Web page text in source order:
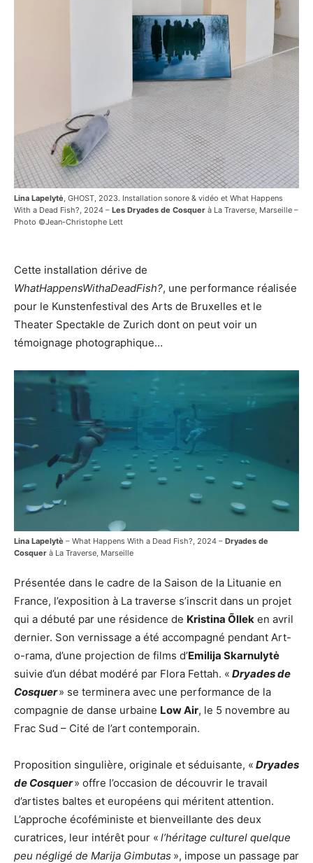
Lina Lapelytė, GHOST, 2023. Installation sonore & vidéo et What Happens
With a Dead Fish?, 2024 – Les Dryades de Cosquer à La Traverse, Marseille –
Photo ©Jean-Christophe Lett
Cette installation dérive de
WhatHappensWithaDeadFish?, une performance réalisée
pour le Kunstenfestival des Arts de Bruxelles et le
Theater Spectakle de Zurich dont on peut voir un
témoignage photographique…
Lina Lapelytè – What Happens With a Dead Fish?, 2024 – Dryades de
Cosquer à La Traverse, Marseille
Présentée dans le cadre de la Saison de la Lituanie en
France, l’exposition à La traverse s’inscrit dans un projet
qui a débuté par une résidence de Kristina Õllek en avril
dernier. Son vernissage a été accompagné pendant Art-
o-rama, d’une projection de films d’Emilija Skarnulytė
suivie d’un débat modéré par Flora Fettah. « Dryades de
Cosquer» se terminera avec une performance de la
compagnie de danse urbaine Low Air, le 5 novembre au
Frac Sud – Cité de l’art contemporain.
Proposition singulière, originale et séduisante, « Dryades
de Cosquer» offre l’occasion de découvrir le travail
d’artistes baltes et européens qui méritent attention.
L’approche écoféministe et bienveillante des deux
curatrices, leur intérêt pour « l’héritage culturel quelque
peu négligé de Marija Gimbutas », impose un passage par